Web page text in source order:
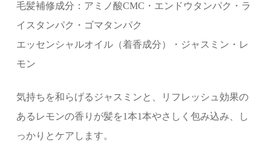
毛髪補修成分：アミノ酸CMC・エンドウタンパク・ラ
イスタンパク・ゴマタンパク
エッセンシャルオイル（着香成分）・ジャスミン・レ
モン
気持ちを和らげるジャスミンと、リフレッシュ効果の
あるレモンの香りが髪を1本1本やさしく包み込み、し
っかりとケアします。